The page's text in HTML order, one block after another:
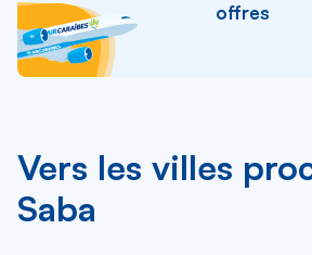
offres
Vers les villes
Saba